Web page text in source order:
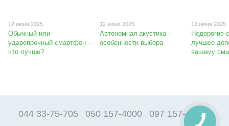
12 июня 2025
Обычный или
ударопрочный смартфон –
что лучше?
12 июня 2025
Автономная акустика –
особенности выбора
12 июня 2025
Недорогие
лучшее
вашему
044 33-75-705 050 157-4000
097 157-4000